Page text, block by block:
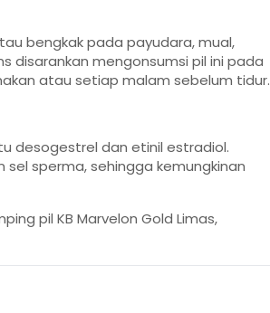
bengkak pada payudara, mual,
disarankan mengonsumsi pil ini pada
atau setiap malam sebelum tidur.
desogestrel dan etinil estradiol.
sperma, sehingga kemungkinan
pil KB Marvelon Gold Limas,